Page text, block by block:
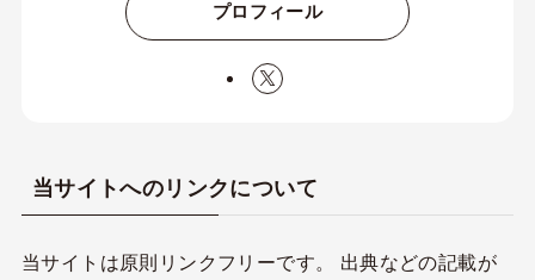
プロフィール
当サイトへのリンクについて
当サイトは原則リンクフリーです。 出典などの記載が